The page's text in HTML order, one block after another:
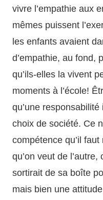
vivre l’empathie aux
mêmes puissent
les enfants avaient
d’empathie, au fond,
qu’ils-elles la vivent
moments à l’école!
qu’une responsabilité
choix de société. Ce
compétence qu’il
qu’on veut de
sortirait de sa boîte
mais bien une